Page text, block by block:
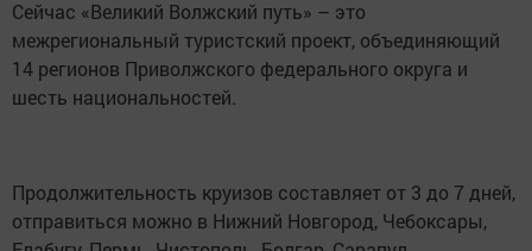
Сейчас «Великий Волжский путь» – это
межрегиональный туристский проект, объединяющий
14 регионов Приволжского федерального округа и
шесть национальностей.
Продолжительность круизов составляет от 3 до 7 дней,
отправиться можно в Нижний Новгород, Чебоксары,